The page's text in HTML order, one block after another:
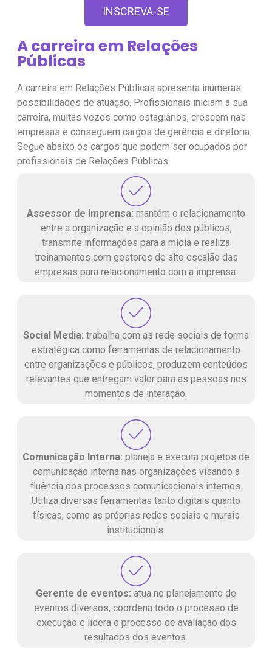
INSCREVA-SE
A carreira em Relações
Públicas
A carreira em Relações Públicas apresenta inúmeras
possibilidades de atuação. Profissionais iniciam a sua
carreira, muitas vezes como estagiários, crescem nas
empresas e conseguem cargos de gerência e diretoria.
Segue abaixo os cargos que podem ser ocupados por
profissionais de Relações Públicas.
Assessor de imprensa: mantém o relacionamento
entre a organização e a opinião dos públicos,
transmite informações para a mídia e realiza
treinamentos com gestores de alto escalão das
empresas para relacionamento com a imprensa.
Social Media: trabalha com as rede sociais de forma
estratégica como ferramentas de relacionamento
entre organizações e públicos, produzem conteúdos
relevantes que entregam valor para as pessoas nos
momentos de interação.
Comunicação Interna: planeja e executa projetos de
comunicação interna nas organizações visando a
fluência dos processos comunicacionais internos.
Utiliza diversas ferramentas tanto digitais quanto
físicas, como as próprias redes sociais e murais
institucionais.
Gerente de eventos: atua no planejamento de
eventos diversos, coordena todo o processo de
execução e lidera o processo de avaliação dos
resultados dos eventos.